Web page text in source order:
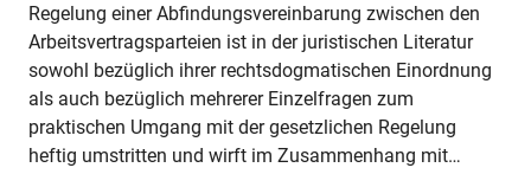
Regelung einer Abfindungsvereinbarung zwischen den
Arbeitsvertragsparteien ist in der juristischen Literatur
sowohl bezüglich ihrer rechtsdogmatischen Einordnung
als auch bezüglich mehrerer Einzelfragen zum
praktischen Umgang mit der gesetzlichen Regelung
heftig umstritten und wirft im Zusammenhang mit…